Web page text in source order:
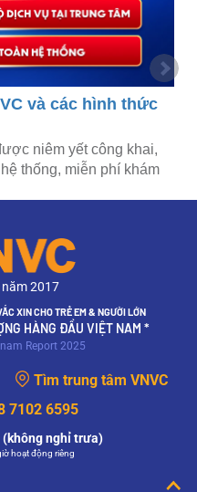
và các hình thức
niêm yết công khai,
thống, miễn phí khám
2017
XIN CHO TRẺ EM & NGƯỜI LỚN
HÀNG ĐẦU VIỆT NAM *
Report 2025
Tìm trung tâm VNVC
7102 6595
(không nghỉ trưa)
hoạt động riêng